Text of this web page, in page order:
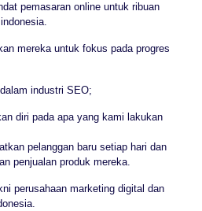
pemasaran online untuk ribuan
mereka untuk fokus pada progres
industri SEO;
diri pada apa yang kami lakukan
pelanggan baru setiap hari dan
penjualan produk mereka.
perusahaan marketing digital dan